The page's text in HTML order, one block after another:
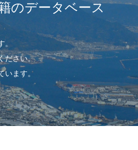
のデータベース
ださい。
います。